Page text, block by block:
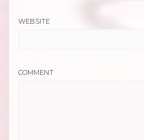
WEBSITE
COMMENT